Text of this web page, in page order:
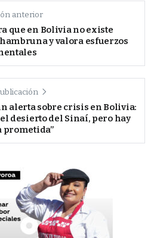
anterior
que en Bolivia no existe
y valora esfuerzos
alerta sobre crisis en Bolivia:
el desierto del Sinaí, pero hay
prometida”